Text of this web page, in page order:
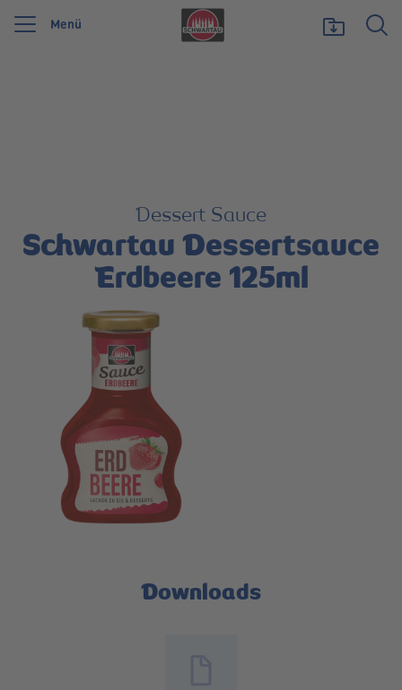
Wir feiern 125 Jahre Schwartauer Werke. Wir möchten etwas zurückgeben und
Menü
Dessert Sauce
Schwartau Dessertsauce
Erdbeere 125ml
Downloads